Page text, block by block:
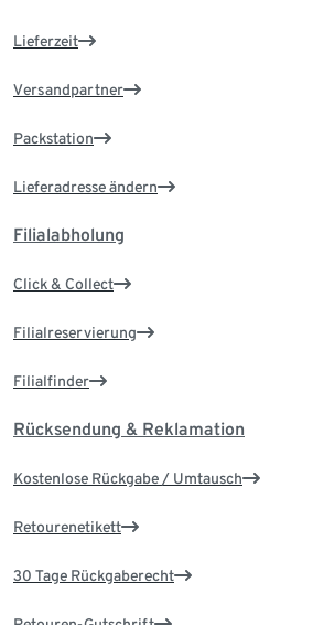
Lieferzeit
Versandpartner
Packstation
Lieferadresse ändern
Filialabholung
Click & Collect
Filialreservierung
Filialfinder
Rücksendung & Reklamation
Kostenlose Rückgabe / Umtausch
Retourenetikett
30 Tage Rückgaberecht